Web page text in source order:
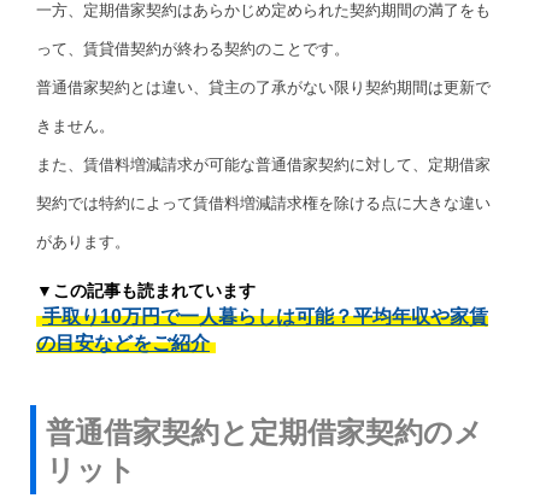
一方、定期借家契約はあらかじめ定められた契約期間の満了をも
って、賃貸借契約が終わる契約のことです。
普通借家契約とは違い、貸主の了承がない限り契約期間は更新で
きません。
また、賃借料増減請求が可能な普通借家契約に対して、定期借家
契約では特約によって賃借料増減請求権を除ける点に大きな違い
があります。
▼この記事も読まれています
手取り10万円で一人暮らしは可能？平均年収や家賃
の目安などをご紹介
普通借家契約と定期借家契約のメ
リット